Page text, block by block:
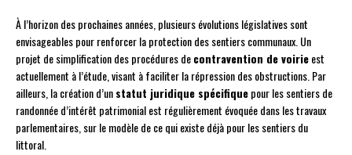
À l’horizon des prochaines années, plusieurs évolutions législatives sont
envisageables pour renforcer la protection des sentiers communaux. Un
projet de simplification des procédures decontravention de voirieest
actuellement à l’étude, visant à faciliter la répression des obstructions. Par
ailleurs, la création d’unstatut juridique spécifiquepour les sentiers de
randonnée d’intérêt patrimonial est régulièrement évoquée dans les travaux
parlementaires, sur le modèle de ce qui existe déjà pour les sentiers du
littoral.